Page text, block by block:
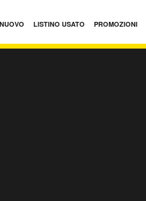
LISTINO USATO PROMOZIONI